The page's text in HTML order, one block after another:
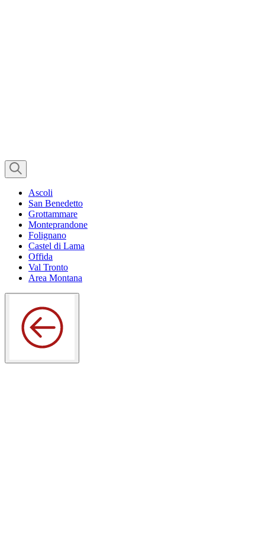
Ascoli
San Benedetto
Grottammare
Monteprandone
Folignano
Castel di Lama
Offida
Val Tronto
Area Montana